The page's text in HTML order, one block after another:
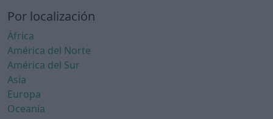
Por localización
África
América del Norte
América del Sur
Asia
Europa
Oceanía